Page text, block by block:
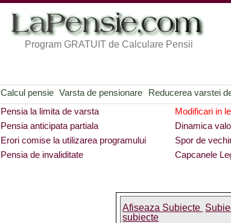
Program GRATUIT de Calculare Pensii
Calcul pensie Varsta de pensionare Reducerea varstei
Pensia la limita de varsta
Modificari in
Pensia anticipata partiala
Dinamica
Erori comise la utilizarea programului
Spor de
Pensia de invaliditate
Capcanele
Afiseaza Subiecte
subiecte